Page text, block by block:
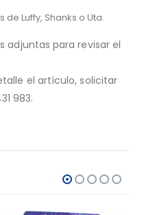
Luffy, Shanks o Uta.
adjuntas para revisar el
el artículo, solicitar
983.